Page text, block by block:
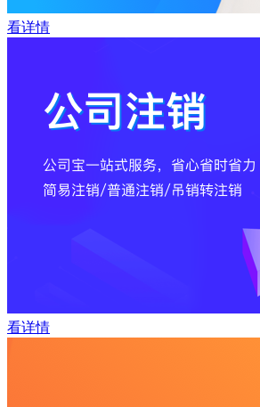
看详情
看详情